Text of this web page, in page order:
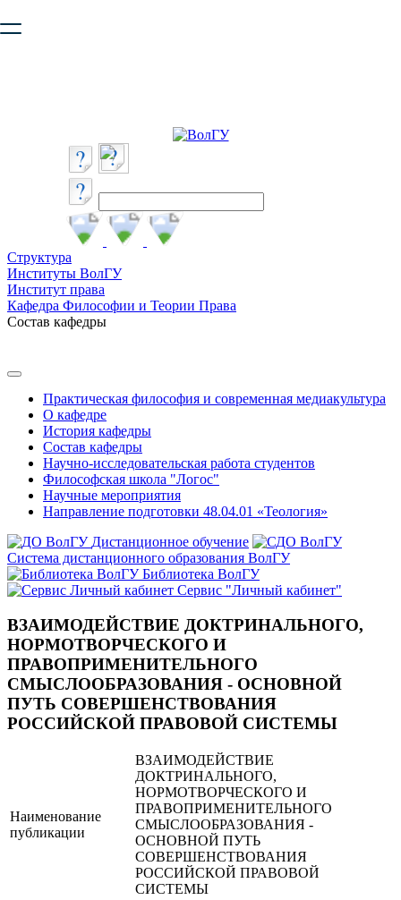
безопасную работу с сайтом. Пожалуйста
Структура
Институты ВолГУ
Институт права
Кафедра Философии и Теории Права
Состав кафедры
Практическая философия и современная медиакультура
О кафедре
История кафедры
Состав кафедры
Научно-исследовательская работа студентов
Философская школа "Логос"
Научные мероприятия
Направление подготовки 48.04.01 «Теология»
Дистанционное обучение
Система дистанционного образования ВолГУ
Библиотека ВолГУ
Сервис "Личный кабинет"
ВЗАИМОДЕЙСТВИЕ ДОКТРИНАЛЬНОГО,
НОРМОТВОРЧЕСКОГО И
ПРАВОПРИМЕНИТЕЛЬНОГО
СМЫСЛООБРАЗОВАНИЯ - ОСНОВНОЙ
ПУТЬ СОВЕРШЕНСТВОВАНИЯ
РОССИЙСКОЙ ПРАВОВОЙ СИСТЕМЫ
Наименование
публикации
ВЗАИМОДЕЙСТВИЕ
ДОКТРИНАЛЬНОГО,
НОРМОТВОРЧЕСКОГО И
ПРАВОПРИМЕНИТЕЛЬНОГО
СМЫСЛООБРАЗОВАНИЯ -
ОСНОВНОЙ ПУТЬ
СОВЕРШЕНСТВОВАНИЯ
РОССИЙСКОЙ ПРАВОВОЙ
СИСТЕМЫ